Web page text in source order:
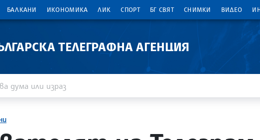
БАЛКАНИ ИКОНОМИКА ЛИК СПОРТ БГ СВЯТ СНИМКИ ВИДЕО
ТЕЛЕГРАФНА АГЕНЦИЯ